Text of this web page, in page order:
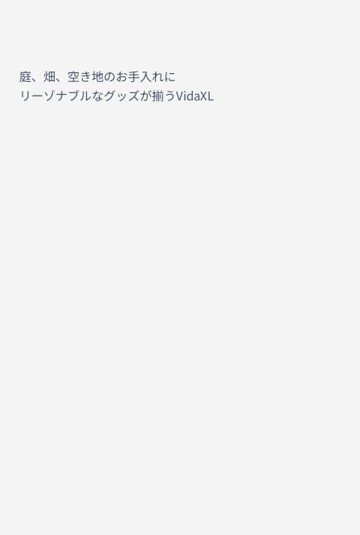
庭、畑、空き地のお手入れに
リーゾナブルなグッズが揃うVidaXL